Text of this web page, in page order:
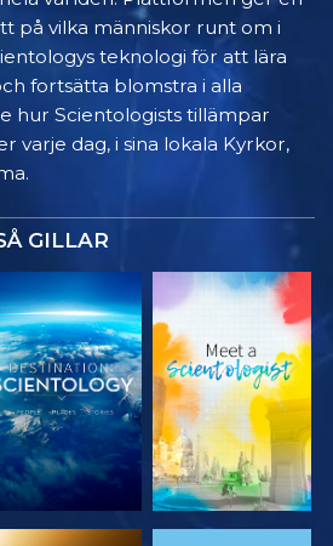
på vilka människor runt om i
teknologi för att lära
fortsätta blomstra i alla
hur Scientologists tillämpar
varje dag, i sina lokala Kyrkor,
GILLAR